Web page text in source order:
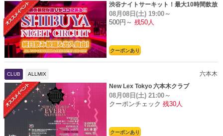
渋谷ナイトサーキット！最大10時間飲放
題
08月08日(土) 19:00～
500円～ 残50人
クーポンあり
CLUB ALLMIX
六本木
New Lex Tokyo 六本木クラブ
08月08日(土) 21:00～
クーポンチェック 残30人
クーポンあり